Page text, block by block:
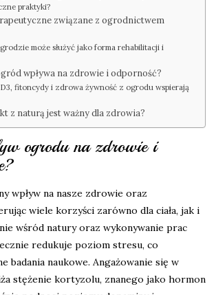
praktyki?
związane z ogrodnictwem
może służyć jako forma rehabilitacji i
wpływa na zdrowie i odporność?
D3, fitoncydy i zdrowa żywność z ogrodu wspierają
z naturą jest ważny dla zdrowia?
ogrodu na zdrowie i
wpływ na nasze zdrowie oraz
wiele korzyści zarówno dla ciała, jak i
wśród natury oraz wykonywanie prac
redukuje poziom stresu, co
badania naukowe. Angażowanie się w
stężenie kortyzolu, znanego jako hormon